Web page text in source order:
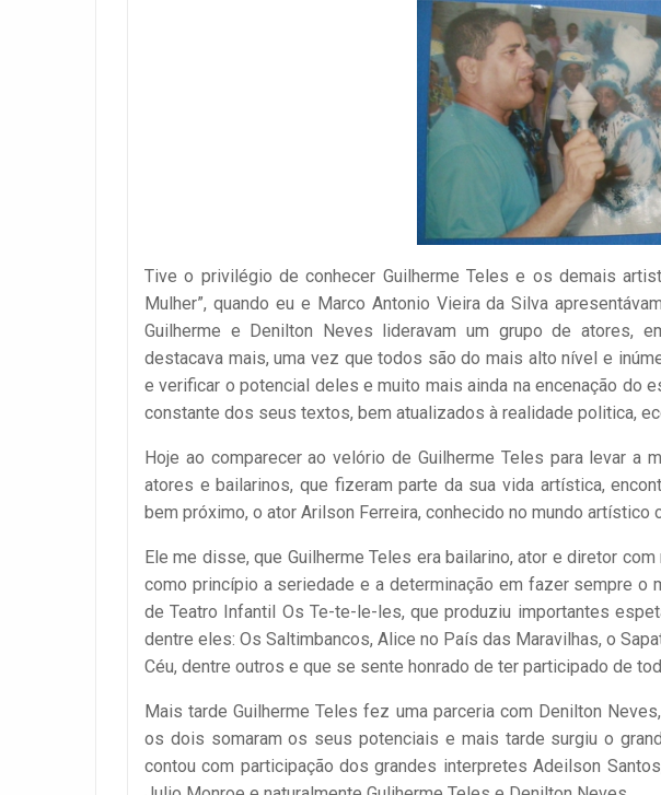
Tive o privilégio de conhecer Guilherme Teles e os demais
Mulher”, quando eu e Marco Antonio Vieira da Silva
Guilherme e Denilton Neves lideravam um grupo de atores,
destacava mais, uma vez que todos são do mais alto nível e
e verificar o potencial deles e muito mais ainda na encenação do
constante dos seus textos, bem atualizados à realidade politica,
Hoje ao comparecer ao velório de Guilherme Teles para levar a
atores e bailarinos, que fizeram parte da sua vida artística,
bem próximo, o ator Arilson Ferreira, conhecido no mundo artístico
Ele me disse, que Guilherme Teles era bailarino, ator e diretor
como princípio a seriedade e a determinação em fazer sempre o
de Teatro Infantil Os Te-te-le-les, que produziu importantes
dentre eles: Os Saltimbancos, Alice no País das Maravilhas, o
Céu, dentre outros e que se sente honrado de ter participado de
Mais tarde Guilherme Teles fez uma parceria com Denilton
os dois somaram os seus potenciais e mais tarde surgiu o
contou com participação dos grandes interpretes Adeilson